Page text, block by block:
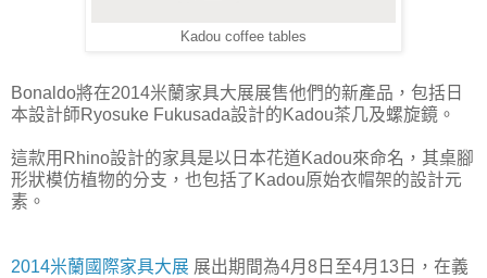
Kadou coffee tables
Bonaldo將在2014米蘭家具大展展售他們的新產品，包括日
本設計師Ryosuke Fukusada設計的Kadou茶几及螺旋鏡。
這款用Rhino設計的家具是以日本花道Kadou來命名，其桌腳
形狀模仿植物的分支，也包括了Kadou原始衣帽架的設計元
素。
2014米蘭國際家具大展 展出期間為4月8日至4月13日，在義